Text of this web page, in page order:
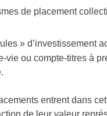
de placement
» d’investissement
vie ou compte-titres à
entrent dans